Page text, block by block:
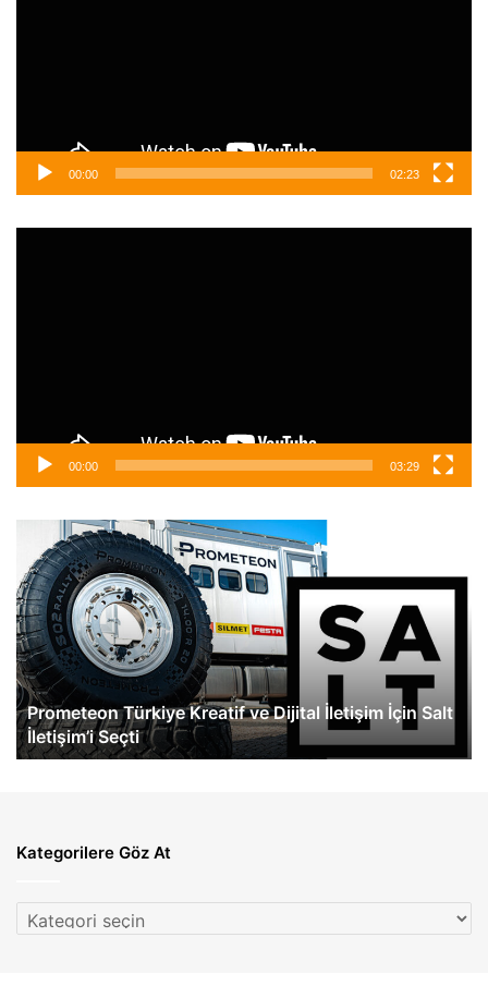
00:00 02:23
00:00 03:29
Prometeon
Türkiye
Kreatif
ve
Dijital
İletişim
İçin
Salt
İletişim’i
Seçti
Prometeon Türkiye Kreatif ve Dijital İletişim İçin Salt
İletişim’i Seçti
Kategorilere Göz At
Kategorilere
Göz